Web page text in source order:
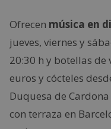
Ofrecen música en
jueves, viernes y
20:30 h y botellas de
euros y cócteles
Duquesa de
con terraza en